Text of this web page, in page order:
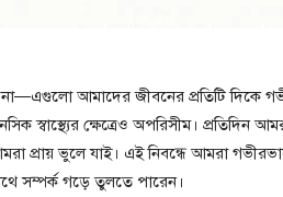
না—এগুলো আমাদের জীবনের প্রতিটি দিকে
স্বাস্থ্যের ক্ষেত্রেও অপরিসীম।
প্রায় ভুলে যাই। এই নিবন্ধে আমরা
সম্পর্ক গড়ে তুলতে পারেন।